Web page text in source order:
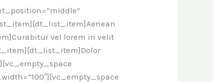
vel lorem in velit